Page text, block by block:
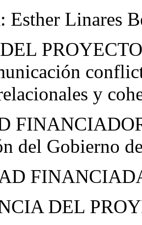
Esther Linares
y
del Gobierno
DEL